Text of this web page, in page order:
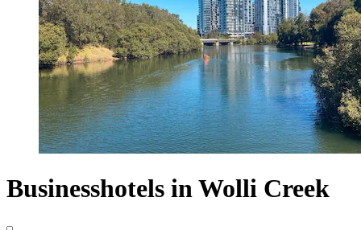
Businesshotels in Wolli Creek